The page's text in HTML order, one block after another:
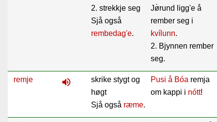
2. strekkje seg
Sjå også
rembedag'e.
Jø̀rund ligg'e å
rember seg i
kvílunn.
2. Bjynnen rember
seg.
remje volume_up
skrike stygt og
høgt
Sjå også ræme.
Pusi å Bóa remja
om kappi i nótt!